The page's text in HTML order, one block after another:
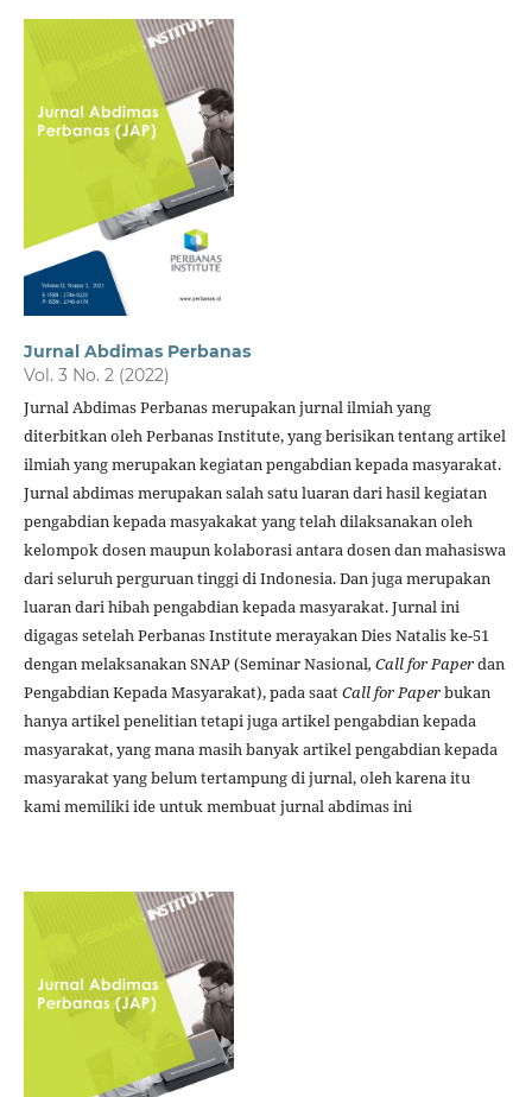
Jurnal Abdimas Perbanas
Vol. 3 No. 2 (2022)
Jurnal Abdimas Perbanas merupakan jurnal ilmiah yang
diterbitkan oleh Perbanas Institute, yang berisikan tentang artikel
ilmiah yang merupakan kegiatan pengabdian kepada masyarakat.
Jurnal abdimas merupakan salah satu luaran dari hasil kegiatan
pengabdian kepada masyakakat yang telah dilaksanakan oleh
kelompok dosen maupun kolaborasi antara dosen dan mahasiswa
dari seluruh perguruan tinggi di Indonesia. Dan juga merupakan
luaran dari hibah pengabdian kepada masyarakat. Jurnal ini
digagas setelah Perbanas Institute merayakan Dies Natalis ke-51
dengan melaksanakan SNAP (Seminar Nasional, Call for Paperdan
Pengabdian Kepada Masyarakat), pada saatCall for Paperbukan
hanya artikel penelitian tetapi juga artikel pengabdian kepada
masyarakat, yang mana masih banyak artikel pengabdian kepada
masyarakat yang belum tertampung di jurnal, oleh karena itu
kami memiliki ide untuk membuat jurnal abdimas ini